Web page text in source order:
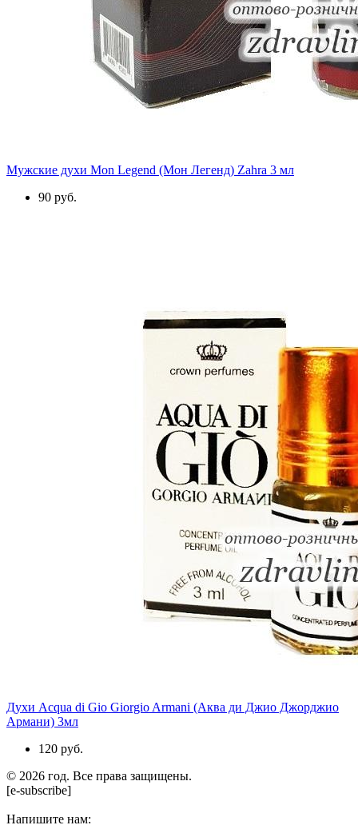
Мужские духи Mon Legend (Мон Легенд) Zahra 3 мл
90 руб.
Духи Acqua di Gio Giorgio Armani (Аква ди Джио Джорджио
Армани) 3мл
120 руб.
© 2026 год. Все права защищены.
[e-subscribe]
Напишите нам: